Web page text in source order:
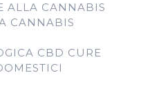
ALLA CANNABIS
CANNABIS
CBD CURE